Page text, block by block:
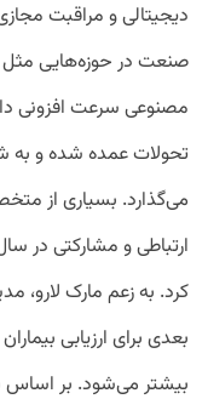
دیجیتالی و مراقبت
صنعت در حوزه‌هایی مثل
مصنوعی سرعت افزونی
تحولات عمده شده و به
می‌گذارد. بسیاری از
بیشتر می‌شود. بر